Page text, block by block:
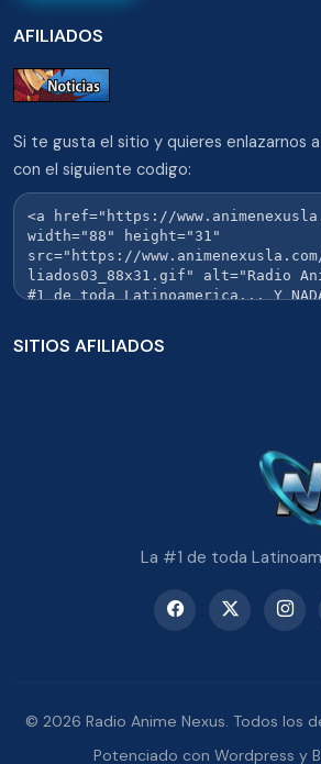
AFILIADOS
Si te gusta el sitio y quieres enlazarnos
con el siguiente codigo:
SITIOS AFILIADOS
La #1 de toda
© 2026 Radio Anime Nexus. Todos los
Potenciado con Wordpress y